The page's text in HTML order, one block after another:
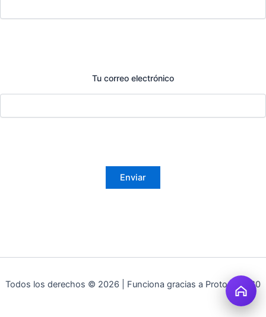
Tu correo electrónico
Todos los derechos © 2026 | Funciona gracias a Protocolo360